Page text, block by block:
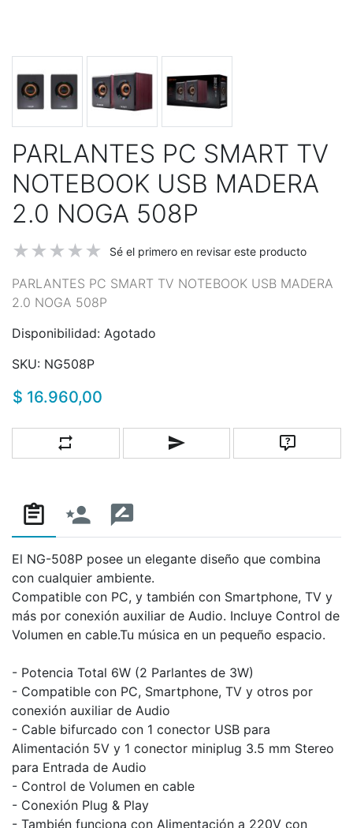
PARLANTES PC SMART TV
NOTEBOOK USB MADERA
2.0 NOGA 508P
Sé el primero en revisar este producto
PARLANTES PC SMART TV NOTEBOOK USB MADERA
2.0 NOGA 508P
Disponibilidad: Agotado
SKU: NG508P
$ 16.960,00
Añadir a la lista de comparaciónEscribe un correo a un amigo
Pregunta
El NG-508P posee un elegante diseño que combina
con cualquier ambiente.
Compatible con PC, y también con Smartphone, TV y
más por conexión auxiliar de Audio. Incluye Control de
Volumen en cable.Tu música en un pequeño espacio.
- Potencia Total 6W (2 Parlantes de 3W)
- Compatible con PC, Smartphone, TV y otros por
conexión auxiliar de Audio
- Cable bifurcado con 1 conector USB para
Alimentación 5V y 1 conector miniplug 3.5 mm Stereo
para Entrada de Audio
- Control de Volumen en cable
- Conexión Plug & Play
- También funciona con Alimentación a 220V con